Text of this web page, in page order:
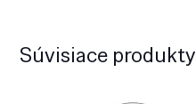
Súvisiace produkty